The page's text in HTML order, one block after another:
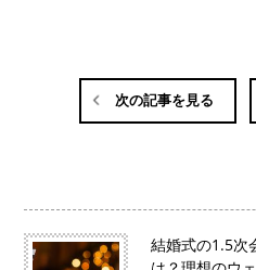
次の記事を見る
結婚式の1.5次